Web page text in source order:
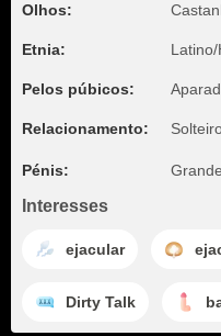
Olhos:
Etnia:
Pelos púbicos:
Relacionamento:
Pénis: Grande
Interesses
ejacular
Dirty Talk